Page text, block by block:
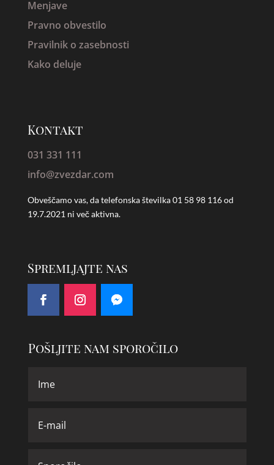
Menjave
Pravno obvestilo
Pravilnik o zasebnosti
Kako deluje
Kontakt
031 331 111
info@zvezdar.com
Obveščamo vas, da telefonska številka01 58 98 116 od
19.7.2021 ni več aktivna.
Spremljajte nas
Pošljite nam sporočilo